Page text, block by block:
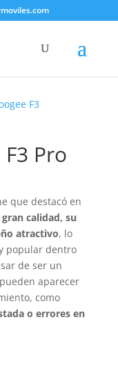
F3
Pro
que destacó en
calidad, su
atractivo, lo
popular dentro
de ser un
aparecer
como
o errores en